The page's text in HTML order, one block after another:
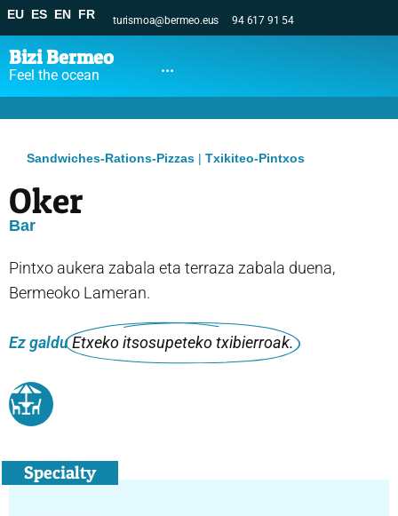
EU ES EN FR turismoa@bermeo.eus 94 617 91 54
Bizi Bermeo
Feel the ocean ...
Sandwiches-Rations-Pizzas | Txikiteo-Pintxos
Oker
Bar
Pintxo aukera zabala eta terraza zabala duena,
Bermeoko Lameran.
Ez galduEtxeko itsosupeteko txibierroak.
Specialty